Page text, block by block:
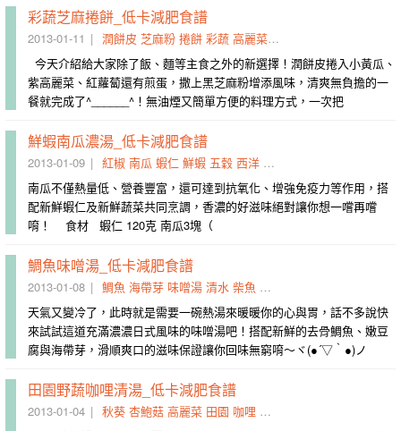
彩蔬芝麻捲餅_低卡減肥食譜
2013-01-11 潤餅皮 芝麻粉 捲餅 彩蔬 高麗菜 紅蘿蔔
今天介紹給大家除了飯、麵等主食之外的新選擇！潤餅皮捲入小黃瓜、
紫高麗菜、紅蘿蔔還有煎蛋，撒上黑芝麻粉增添風味，清爽無負擔的一
餐就完成了^______^！無油煙又簡單方便的料理方式，一次把
鮮蝦南瓜濃湯_低卡減肥食譜
2013-01-09 紅椒 南瓜 蝦仁 鮮蝦 五穀 西洋 牛奶
南瓜不僅熱量低、營養豐富，還可達到抗氧化、增強免疫力等作用，搭
配新鮮蝦仁及新鮮蔬菜共同烹調，香濃的好滋味絕對讓你想一嚐再嚐
唷！ 食材 蝦仁 120克 南瓜3塊（
鯛魚味噌湯_低卡減肥食譜
2013-01-08 鯛魚 海帶芽 味噌湯 清水 柴魚 洋蔥
天氣又變冷了，此時就是需要一碗熱湯來暖暖你的心與胃，話不多說快
來試試這道充滿濃濃日式風味的味噌湯吧！搭配新鮮的去骨鯛魚、嫩豆
腐與海帶芽，滑順爽口的滋味保證讓你回味無窮唷～ヾ(●´▽｀●)ノ
田園野蔬咖哩清湯_低卡減肥食譜
2013-01-04 秋葵 杏鮑菇 高麗菜 田園 咖哩 咖哩粉